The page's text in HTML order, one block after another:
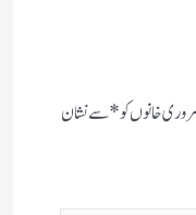
خانوں کو*سے نشان